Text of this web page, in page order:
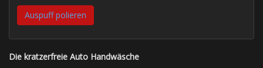
Auspuff polieren
Die kratzerfreie Auto Handwäsche